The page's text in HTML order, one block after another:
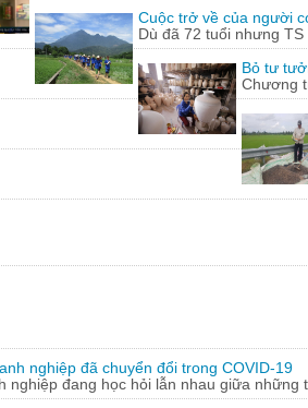
Cuộc trở về của người
Dù đã 72 tuổi nhưng
Bỏ tư
Chương
nghiệp đã chuyển đổi trong COVID-19
nghiệp đang học hỏi lẫn nhau giữa những